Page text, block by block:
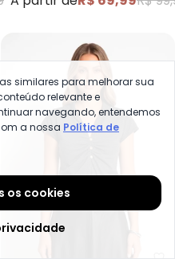
similares para melhorar sua
relevante e
navegando, entendemos
a nossa Política de
os cookies